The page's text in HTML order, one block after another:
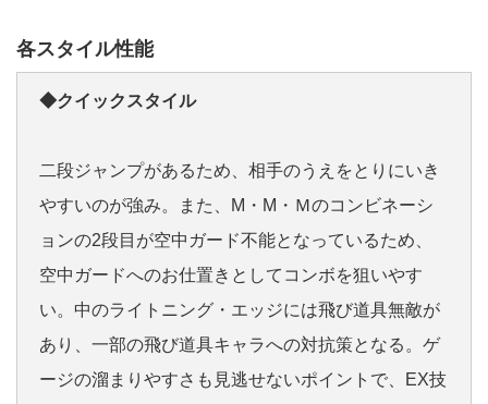
各スタイル性能
◆クイックスタイル
二段ジャンプがあるため、相手のうえをとりにいき
やすいのが強み。また、M・M・Ｍのコンビネーシ
ョンの2段目が空中ガード不能となっているため、
空中ガードへのお仕置きとしてコンボを狙いやす
い。中のライトニング・エッジには飛び道具無敵が
あり、一部の飛び道具キャラへの対抗策となる。ゲ
ージの溜まりやすさも見逃せないポイントで、EX技